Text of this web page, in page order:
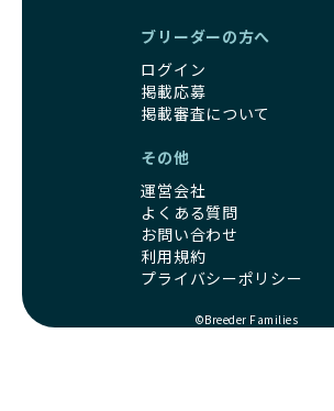
ブリーダーの方へ
ログイン
掲載応募
掲載審査について
その他
運営会社
よくある質問
お問い合わせ
利用規約
プライバシーポリシー
©Breeder Families